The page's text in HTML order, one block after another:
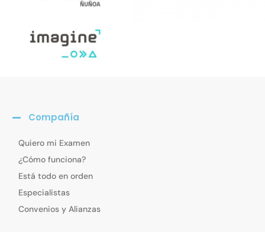
Compañía
Quiero mi Examen
¿Cómo funciona?
Está todo en orden
Especialistas
Convenios y Alianzas